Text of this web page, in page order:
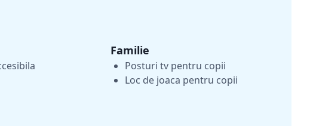
Familie
Posturi tv pentru copii
Loc de joaca pentru copii